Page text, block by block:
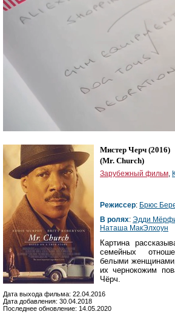
Мистер Черч (2016)
(Mr. Church)
Зарубежный фильм,
Режиссер: Брюс
В ролях: Эдди
Наташа МакЭлхоун
Картина
семейных
белыми
их чернокожим
Чёрч.
Дата выхода фильма: 22.04.2016
Дата добавления: 30.04.2018
Последнее обновление: 14.05.2020